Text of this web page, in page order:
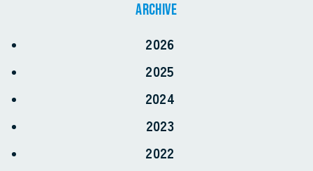
0968-57-7966
受付時間 8:30〜17:30
archive
2026
2025
2024
2023
2022